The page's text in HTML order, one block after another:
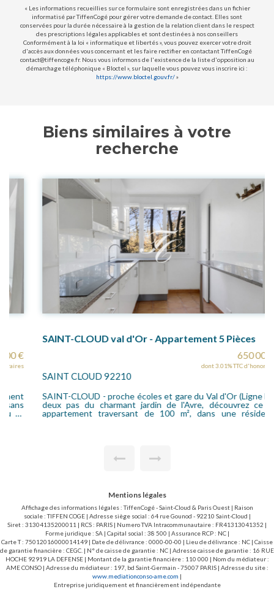
« Les informations recueillies sur ce formulaire sont enregistrées dans un fichier
informatisé par TiffenCogé pour gérer votre demande de contact. Elles sont
conservées pour la durée nécessaire à la gestion de la relation client dans le respect
des prescriptions légales applicables et sont destinées à nos conseillers
Conformément à la loi « informatique et libertés », vous pouvez exercer votre droit
d'accès aux données vous concernant et les faire rectifier en contactant TiffenCogé
contact@tiffencoge.fr. Nous vous informons de l'existence de la liste d'opposition au
démarchage téléphonique « Bloctel », sur laquelle vous pouvez vous inscrire ici :
https://www.bloctel.gouv.fr/»
Biens similaires à votre
recherche
SAINT-CLOUD val d'Or - Appartement 5 Pièces
650 000 €
dont 3.01% TTC d'honoraires
SAINT CLOUD 92210
SAINT-CLOUD - proche écoles et gare du Val d'Or (Ligne L), à
deux pas du charmant jardin de l'Avre, découvrez ce bel
appartement traversant de 100 m², dans une résidence
chambre), d'une cuisine indépendante, d'une salle de bains,
Une cave saine et un emplacement de parking en sous-sol
complètent ce bien. Vous serez séduit par l'environnement
calme, les espaces extérieurs arborés et la proximité
immédiate des commerces, des transports et des écoles.
SECTORISATION collège VERHAEREN.
Mentions légales
Affichage des informations légales : TiffenCogé - Saint-Cloud & Paris Ouest | Raison
sociale : TIFFEN COGE | Adresse siège social : 64 rue Gounod - 92210 Saint-Cloud |
Siret : 31304135200011 | RCS : PARIS | Numero TVA Intracommunautaire : FR41313041352 |
Forme juridique : SA | Capital social : 38 500 | Assurance RCP : NC |
Carte T : 75012016000014149 | Date de délivrance : 0000-00-00 | Lieu de délivrance : NC | Caisse
de garantie financière : CEGC. | N° de caisse de garantie : NC | Adresse caisse de garantie : 16 RUE
HOCHE 92919 LA DEFENSE | Montant de la garantie financière : 110 000 | Nom du médiateur :
AME CONSO | Adresse du médiateur : 197, bd Saint-Germain - 75007 PARIS | Adresse du site :
www.mediationconso-ame.com |
Entreprise juridiquement et financièrement indépendante